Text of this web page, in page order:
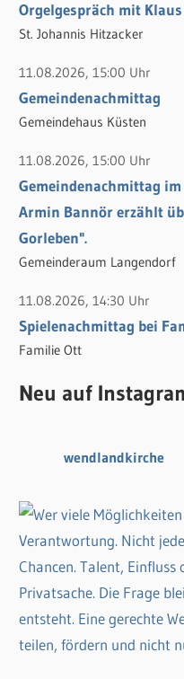
h
:
Orgelgespräch mit Klaus
St. Johannis Hitzacker
11.08.2026, 15:00 Uhr
Gemeindenachmittag
Gemeindehaus Küsten
11.08.2026, 15:00 Uhr
Gemeindenachmittag
Armin Bannör erzählt
Gorleben".
Gemeinderaum Langendorf
11.08.2026, 14:30 Uhr
Spielenachmittag bei
Familie Ott
Neu auf
wendlandkirche